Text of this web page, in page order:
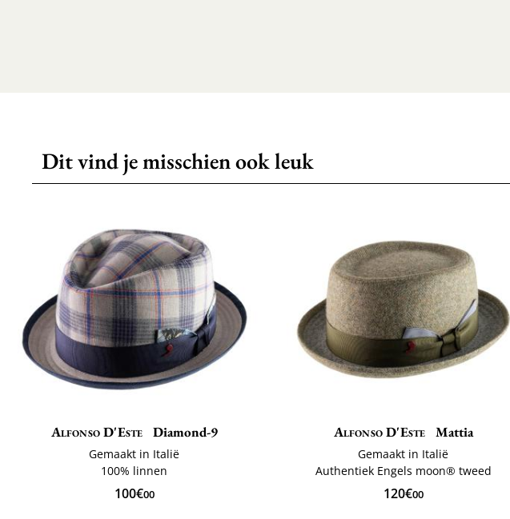
Dit vind je misschien ook leuk
Alfonso D'Este Diamond-9
Gemaakt in Italië
100% linnen
100€00
Alfonso D'Este Mattia
Gemaakt in Italië
Authentiek Engels moon® tweed
120€00